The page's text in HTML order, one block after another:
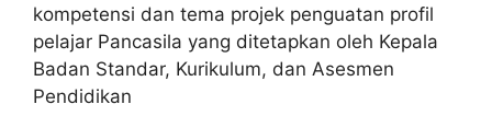
kompetensi dan tema projek penguatan profil
pelajar Pancasila yang ditetapkan oleh Kepala
Badan Standar, Kurikulum, dan Asesmen
Pendidikan